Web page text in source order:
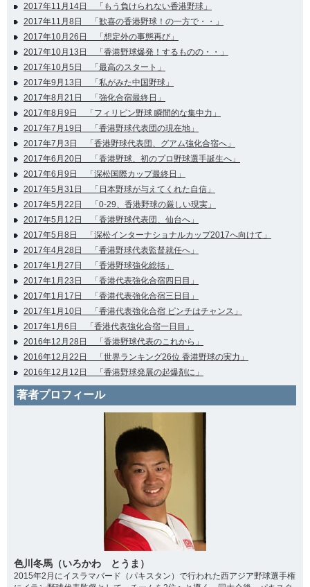
2017年11月14日 「もう負けられない香港野球」
2017年11月8日 「歓喜の香港野球！の一方で・・」
2017年10月26日 「想定外の事態再び」
2017年10月13日 「香港野球爆発！するものの・・」
2017年10月5日 「最高のスタート」
2017年9月13日 「私がみた中国野球」
2017年8月21日 「強化合宿最終日」
2017年8月9日 「フィリピン野球 瞬間的な集中力」
2017年7月19日 「香港野球代表団の現在地」
2017年7月3日 「香港野球代表団、グアム強化合宿へ」
2017年6月20日 「香港野球、初のプロ野球選手誕生へ」
2017年6月9日 「深松国際カップ最終日」
2017年5月31日 「日本野球が与えてくれた自信」
2017年5月22日 「0-29、香港野球の厳しい現実」
2017年5月12日 「香港野球代表団、仙台へ」
2017年5月8日 「深松インターナショナルカップ2017へ向けて」
2017年4月28日 「香港野球代表監督就任へ」
2017年1月27日 「香港野球強化総括」
2017年1月23日 「香港代表強化合宿四日目」
2017年1月17日 「香港代表強化合宿三日目」
2017年1月10日 「香港代表強化合宿 ピンチはチャンス」
2017年1月6日 「香港代表強化合宿一日目」
2016年12月28日 「香港野球代表のこれから」
2016年12月22日 「世界ランキング26位 香港野球の実力」
2016年12月12日 「香港野球発展の起爆剤に」
著者プロフィール
色川冬馬（いろかわ とうま）
2015年2月にイスラマバード（パキスタン）で行われた西アジア野球選手権